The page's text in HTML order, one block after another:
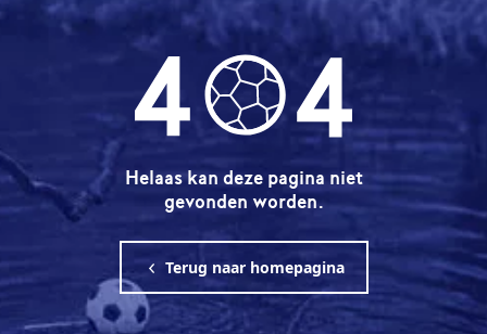
Registreren
Helaas kan deze pagina niet
gevonden worden.
Terug naar homepagina